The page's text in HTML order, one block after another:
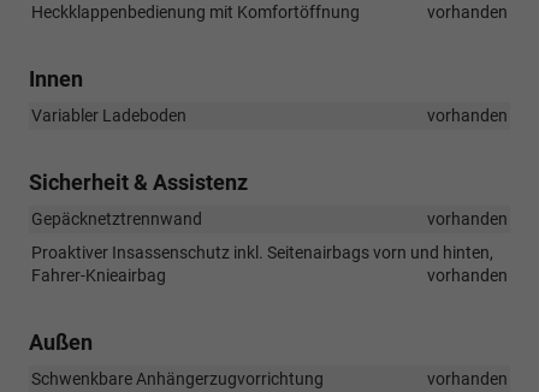
Heckklappenbedienung mit Komfortöffnung
vorhanden
Innen
Variabler Ladeboden vorhanden
Sicherheit & Assistenz
Gepäcknetztrennwand
vorhanden
Proaktiver Insassenschutz inkl. Seitenairbags vorn und hinten,
Fahrer-Knieairbag
vorhanden
Außen
Schwenkbare Anhängerzugvorrichtung
vorhanden